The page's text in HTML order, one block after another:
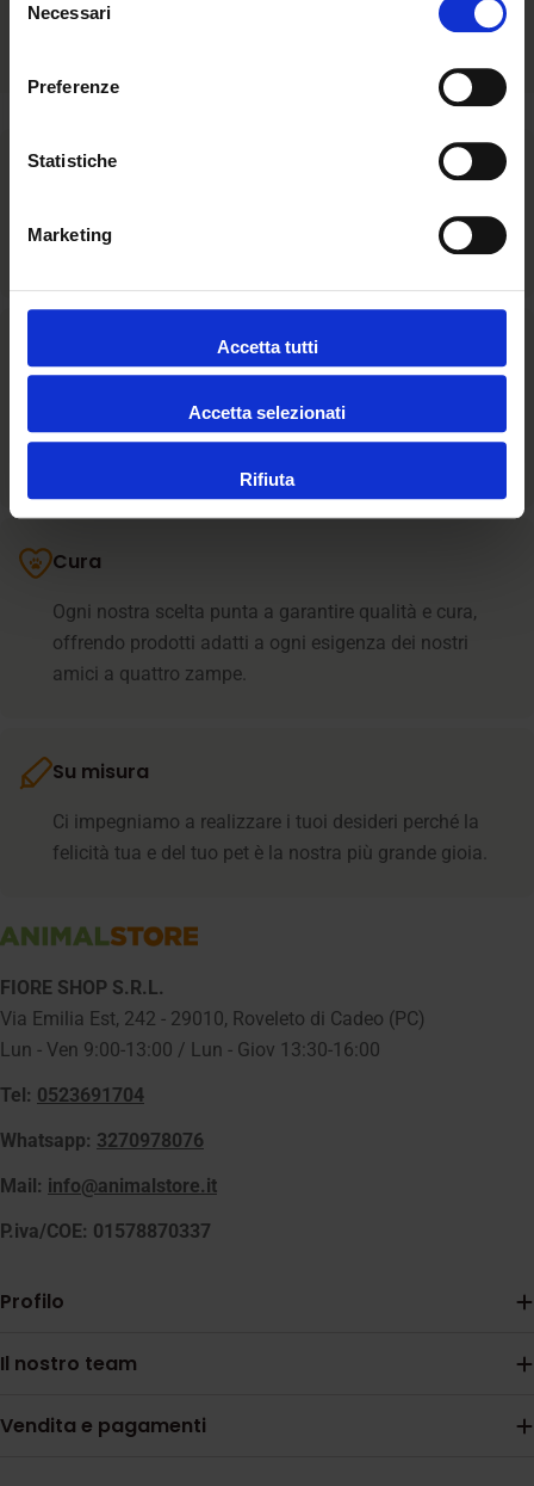
delNecessari
Preferenze
Statistiche
Marketing
Accetta tutti
Accetta selezionati
Rifiuta
Ascolto
Siamo al fianco della comunità ascoltandone bisogni e
aspirazioni e valorizzando l’unicità di ogni storia.
La relazione umana è il cuore dell’assistenza il nostro
team supporta i clienti in ogni fase e resta sempre
Cura
Ogni nostra scelta punta a garantire qualità e cura,
offrendo prodotti adatti a ogni esigenza dei nostri
amici a quattro zampe.
Su misura
Ci impegniamo a realizzare i tuoi desideri perché la
felicità tua e del tuo pet è la nostra più grande gioia.
FIORE SHOP S.R.L.
Via Emilia Est, 242 - 29010, Roveleto di Cadeo (PC)
Lun - Ven 9:00-13:00 / Lun - Giov 13:30-16:00
Tel: 0523691704
Whatsapp: 3270978076
Mail: info@animalstore.it
P.iva/COE: 01578870337
Profilo
Il nostro team
Vendita e pagamenti